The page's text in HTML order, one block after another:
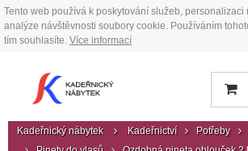
Tento web používá k poskytování služeb, personalizaci
analýze návštěvnosti soubory cookie. Používáním
tím souhlasíte. Více informací
Kadeřnický nábytek Kadeřnictví Potřeby